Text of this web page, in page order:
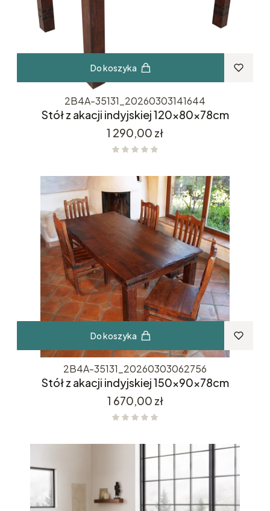
Do koszyka
2B4A-35131_20260303141644
Stół z akacji indyjskiej 120x80x78cm
Cena
1 290,00 zł
Do koszyka
2B4A-35131_20260303062756
Stół z akacji indyjskiej 150x90x78cm
Cena
1 670,00 zł